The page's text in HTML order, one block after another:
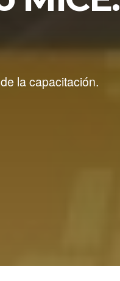
la capacitación.